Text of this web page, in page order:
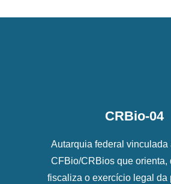
CRBio-04
Autarquia federal vinculada
CFBio/CRBios que orienta,
fiscaliza o exercício legal da